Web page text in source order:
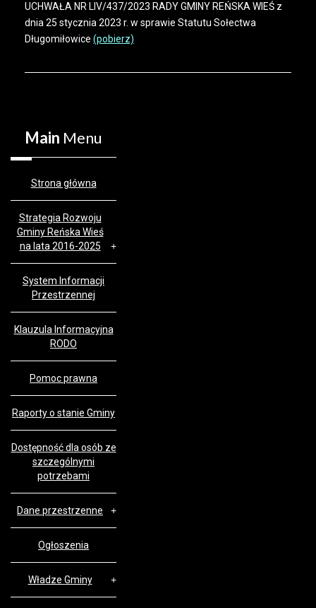
UCHWAŁA NR LIV/437/2023 RADY GMINY REŃSKA WIEŚ z
dnia 25 stycznia 2023 r. w sprawie Statutu Sołectwa
Długomiłowice (pobierz)
Main Menu
Strona główna
Strategia Rozwoju
Gminy Reńska Wieś
na lata 2016-2025
System Informacji
Przestrzennej
Klauzula Informacyjna
RODO
Pomoc prawna
Raporty o stanie Gminy
Dostępność dla osób ze
szczególnymi
potrzebami
Dane przestrzenne
Ogłoszenia
Władze Gminy